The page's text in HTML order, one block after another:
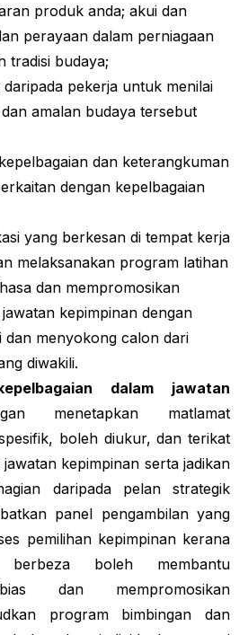
produk anda; akui dan
perayaan dalam perniagaan
tradisi budaya;
pekerja untuk menilai
amalan budaya tersebut
dan keterangkuman
dengan kepelbagaian
yang berkesan di tempat kerja
melaksanakan program latihan
dan mempromosikan
kepimpinan dengan
dan menyokong calon dari
diwakili.
dalam jawatan
menetapkan matlamat
boleh diukur, dan terikat
kepimpinan serta jadikan
daripada pelan strategik
panel pengambilan yang
pemilihan kepimpinan kerana
boleh membantu
bias dan mempromosikan
program bimbingan dan